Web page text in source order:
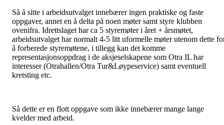
Så å sitte i arbeidsutvalget innebærer ingen praktiske og faste
oppgaver, annet en å delta på noen møter samt styre klubben
ovenifra. Idrettslaget har ca 5 styremøter i året + årsmøtet,
arbeidsutvalget har normalt 4-5 litt uformelle møter utenom dette
å forberede styremøtene, i tillegg kan det komme
representasjonsoppdrag i de aksjeselskapene som Otra IL har
interesser (Otrahallen/Otra Tur&Løypeservice) samt eventuell
kretsting etc.
Så dette er en flott oppgave som ikke innebærer mange lange
kvelder med arbeid.